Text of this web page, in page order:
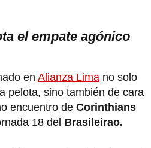
el empate agónico
en Alianza Lima no solo
pelota, sino también de cara
encuentro de Corinthians
18 del Brasileirao.